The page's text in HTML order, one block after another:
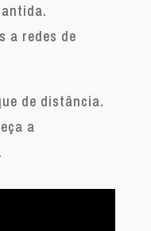
a redes de
de distância.
a
.